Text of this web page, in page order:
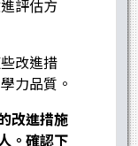
評估方
改進措
力品質。
改進措施
。確認下